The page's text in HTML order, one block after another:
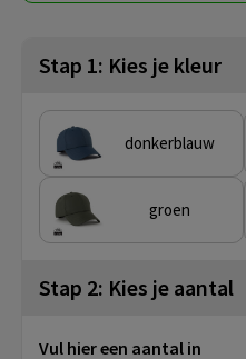
Stap 1: Kies je kleur
donkerblauw
groen
Stap 2: Kies je aantal
Vul hier een aantal in